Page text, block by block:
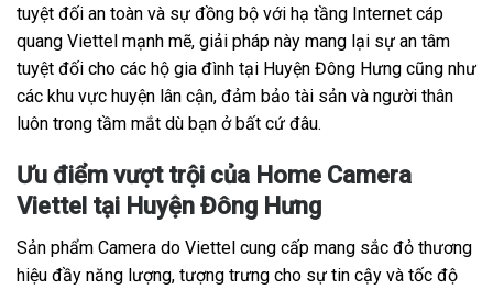
tuyệt đối an toàn và sự đồng bộ với hạ tầng Internet cáp
quang Viettel mạnh mẽ, giải pháp này mang lại sự an tâm
tuyệt đối cho các hộ gia đình tại Huyện Đông Hưng cũng như
các khu vực huyện lân cận, đảm bảo tài sản và người thân
luôn trong tầm mắt dù bạn ở bất cứ đâu.
Ưu điểm vượt trội của Home Camera
Viettel tại Huyện Đông Hưng
Sản phẩm Camera do Viettel cung cấp mang sắc đỏ thương
hiệu đầy năng lượng, tượng trưng cho sự tin cậy và tốc độ